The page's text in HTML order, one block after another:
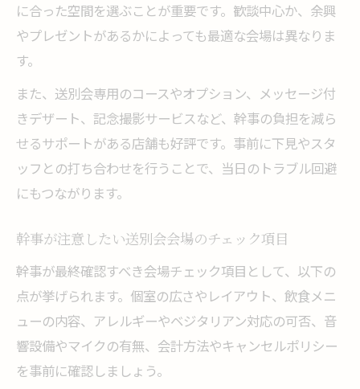
に合った空間を選ぶことが重要です。歓談中心か、余興
やプレゼントがあるかによっても最適な会場は異なりま
す。
また、送別会専用のコースやオプション、メッセージ付
きデザート、記念撮影サービスなど、幹事の負担を減ら
せるサポートがある店舗も好評です。事前に下見やスタ
ッフとの打ち合わせを行うことで、当日のトラブル回避
にもつながります。
幹事が注意したい送別会会場のチェック項目
幹事が最終確認すべき会場チェック項目として、以下の
点が挙げられます。個室の広さやレイアウト、飲食メニ
ューの内容、アレルギーやベジタリアン対応の可否、音
響設備やマイクの有無、会計方法やキャンセルポリシー
を事前に確認しましょう。